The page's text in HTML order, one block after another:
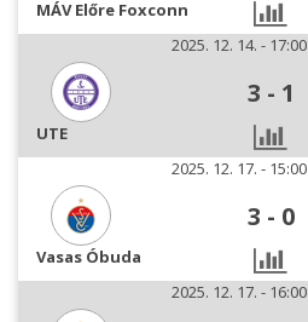
MÁV Előre Foxconn
2025. 12. 14. - 17:00
3 - 1
UTE
2025. 12. 17. - 15:00
3 - 0
Vasas Óbuda
2025. 12. 17. - 16:00